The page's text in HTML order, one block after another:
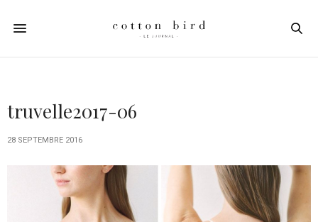
truvelle2017-06
28 SEPTEMBRE 2016